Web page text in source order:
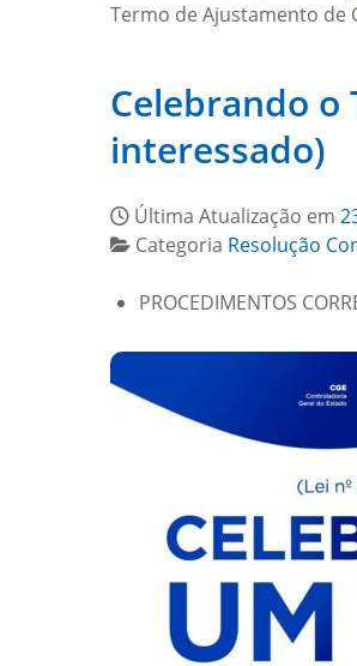
Termo de Ajustamento de
Celebrando o
interessado)
Última Atualização em
Categoria Resolução
PROCEDIMENTOS